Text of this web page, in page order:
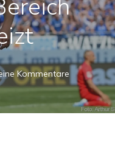
Kommentare